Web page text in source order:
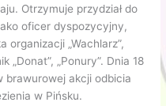
Otrzymuje przydział do
oficer dyspozycyjny,
organizacji „Wachlarz”,
„Donat”, „Ponury”. Dnia 18
brawurowej akcji odbicia
w Pińsku.